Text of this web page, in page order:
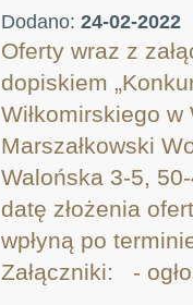
Dodano: 24-02-2022
Oferty wraz z
dopiskiem
Wiłkomirskiego w
Marszałkowski
Walońska 3-5,
datę złożenia
wpłyną po
Załączniki: -